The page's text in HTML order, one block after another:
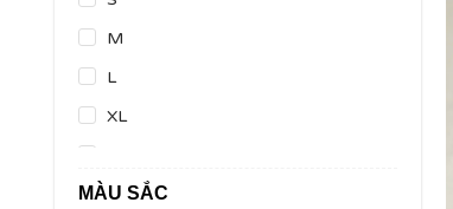
M
L
XL
24
MÀU SẮC